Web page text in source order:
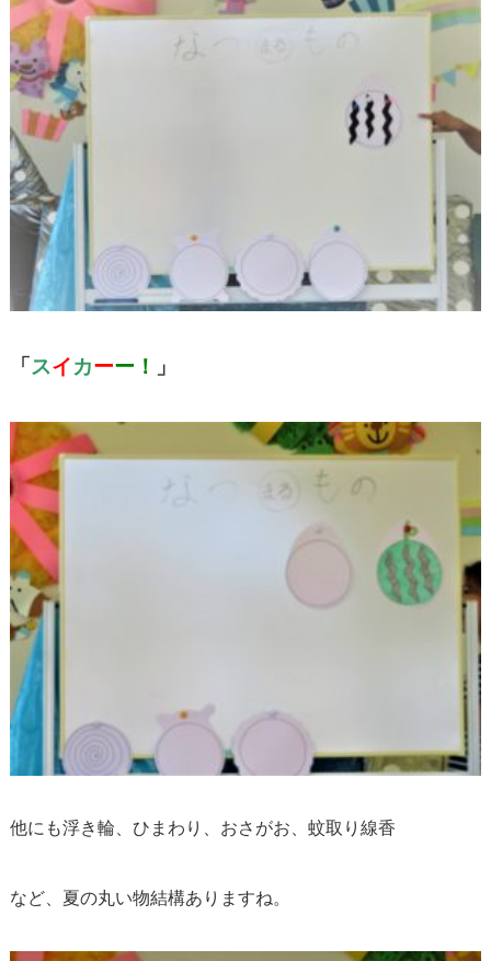
「 スイカーー！ 」
他にも浮き輪、ひまわり、おさがお、蚊取り線香
など、夏の丸い物結構ありますね。